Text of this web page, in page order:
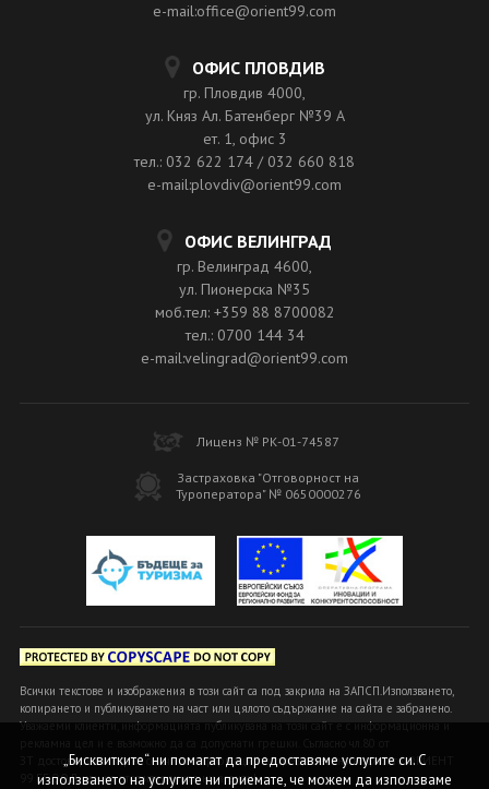
e-mail:office@orient99.com
ОФИС ПЛОВДИВ
гр. Пловдив 4000,
ул. Княз Ал. Батенберг №39 A
ет. 1, офис 3
тел.: 032 622 174 / 032 660 818
e-mail:plovdiv@orient99.com
ОФИС ВЕЛИНГРАД
гр. Велинград 4600,
ул. Пионерска №35
моб.тел: +359 88 8700082
тел.: 0700 144 34
e-mail:velingrad@orient99.com
Лиценз № РК-01-74587
Застраховка "Отговорност на
Туроператора" № 0650000276
Всички текстове и изображения в този сайт са под закрила на ЗАПСП.Използването,
копирането и публикуването на част или цялото съдържание на сайта е забранено.
Уважаеми клиенти, информацията публикувана на този сайт е с информационна и
ЗТ достоверна и вярна се счита информацията, предоставена в офисите ОРИЕНТ
99 БГ ООД или на оторизираните ни агенти!
„Бисквитките“ ни помагат да предоставяме услугите си. С
използването на услугите ни приемате, че можем да използваме